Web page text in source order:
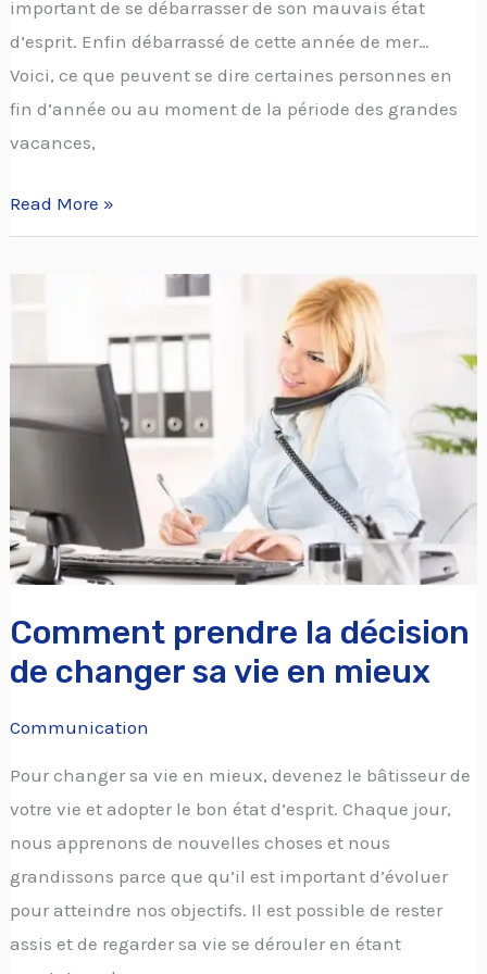
important de se débarrasser de son mauvais état
d’esprit. Enfin débarrassé de cette année de mer…
Voici, ce que peuvent se dire certaines personnes en
fin d’année ou au moment de la période des grandes
vacances,
Read More »
Comment prendre la décision
de changer sa vie en mieux
Communication
Pour changer sa vie en mieux, devenez le bâtisseur de
votre vie et adopter le bon état d’esprit. Chaque jour,
nous apprenons de nouvelles choses et nous
grandissons parce que qu’il est important d’évoluer
pour atteindre nos objectifs. Il est possible de rester
assis et de regarder sa vie se dérouler en étant
de
vie
en
mieux